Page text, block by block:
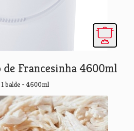
de Francesinha 4600ml
1 balde - 4600ml